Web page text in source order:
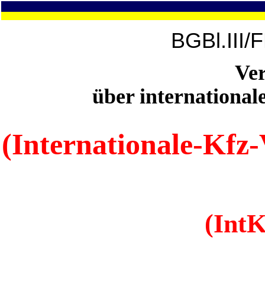
BGBl.III/
über
(Internationale-